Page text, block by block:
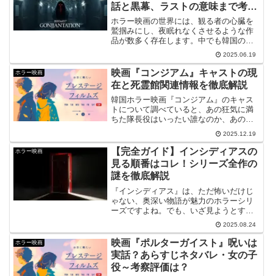
話と黒幕、ラストの意味まで考
察！
ホラー映画の世界には、観る者の心臓を
鷲掴みにし、夜眠れなくさせるような作
品が数多く存在します。中でも韓国の
『コンジアム』と台湾の『呪詛』は、ア
ジア発のホラーとして、その独特な恐怖
演出と深いテーマ性で世界中のファンを
震撼させました。どちらの作...
2025.06.19
ホラー映画
映画『コンジアム』キャストの現
在と死霊館関連情報を徹底解説
韓国ホラー映画『コンジアム』のキャス
トについて調べていると、あの狂気に満
ちた隊長役はいったい誰なのか、あの憑
依演技をした女優はその後どうなったの
かと、気になって仕方がないですよね。
私自身、映画を見終わった直後の興奮冷
めやらぬまま、スマホで出...
2025.12.19
ホラー映画
【完全ガイド】インシディアスの
見る順番はコレ！シリーズ全作の
謎を徹底解説
『インシディアス』は、ただ怖いだけじ
ゃない、奥深い物語が魅力のホラーシリ
ーズですよね。でも、いざ見ようとする
と、どの見る順番がベストなのか迷って
しまう方も多いはず。特に最新作『見る
順番 赤い扉』が登場したことで、その疑
問はさらに深まったかも...
2025.08.24
ホラー映画
映画『ポルターガイスト』呪いは
実話？あらすじネタバレ・女の子
役～考察評価は？